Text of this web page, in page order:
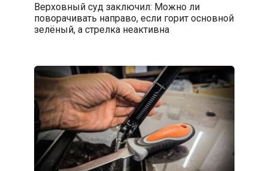
Верховный суд заключил: Можно ли
поворачивать направо, если горит основной
зелёный, а стрелка неактивна